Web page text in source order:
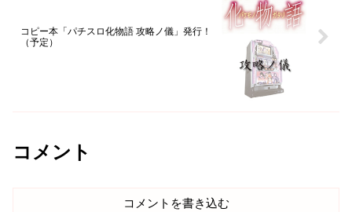
コピー本「パチスロ化物語 攻略ノ儀」発行！
（予定）
コメント
コメントを書き込む